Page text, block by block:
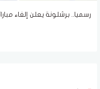
رسميا.. برشلونة يعلن إلغاء